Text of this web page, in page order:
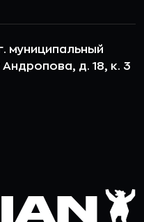
муниципальный
д. 18, к. 3